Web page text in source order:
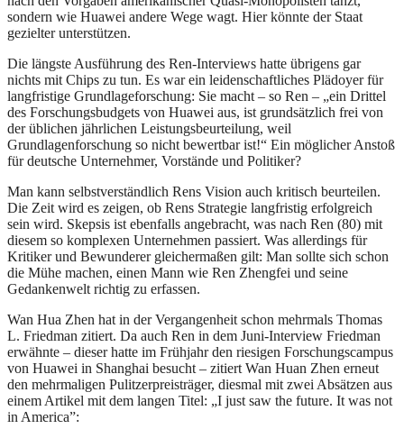
sondern wie Huawei andere Wege wagt. Hier könnte der Staat
gezielter unterstützen.
Die längste Ausführung des Ren-Interviews hatte übrigens gar
nichts mit Chips zu tun. Es war ein leidenschaftliches Plädoyer für
langfristige Grundlageforschung: Sie macht – so Ren – „ein Drittel
des Forschungsbudgets von Huawei aus, ist grundsätzlich frei von
der üblichen jährlichen Leistungsbeurteilung, weil
Grundlagenforschung so nicht bewertbar ist!“ Ein möglicher Anstoß
für deutsche Unternehmer, Vorstände und Politiker?
Man kann selbstverständlich Rens Vision auch kritisch beurteilen.
Die Zeit wird es zeigen, ob Rens Strategie langfristig erfolgreich
sein wird. Skepsis ist ebenfalls angebracht, was nach Ren (80) mit
diesem so komplexen Unternehmen passiert. Was allerdings für
Kritiker und Bewunderer gleichermaßen gilt: Man sollte sich schon
die Mühe machen, einen Mann wie Ren Zhengfei und seine
Gedankenwelt richtig zu erfassen.
Wan Hua Zhen hat in der Vergangenheit schon mehrmals Thomas
L. Friedman zitiert. Da auch Ren in dem Juni-Interview Friedman
erwähnte – dieser hatte im Frühjahr den riesigen Forschungscampus
von Huawei in Shanghai besucht – zitiert Wan Huan Zhen erneut
den mehrmaligen Pulitzerpreisträger, diesmal mit zwei Absätzen aus
einem Artikel mit dem langen Titel: „I just saw the future. It was not
in America”: